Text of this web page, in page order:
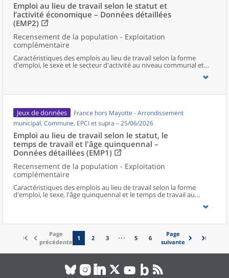
Emploi au lieu de travail selon le statut et
l’activité économique – Données détaillées
(EMP2)
Recensement de la population - Exploitation
complémentaire
Caractéristiques des emplois au lieu de travail selon la forme
d'emploi, le sexe et le secteur d'activité au niveau communal et
supracommunal pour la France hors Mayotte.
Jeux de données
France hors Mayotte - Arrondissement
municipal, Commune, EPCI et supra – 25/06/2026
Emploi au lieu de travail selon le statut, le
temps de travail et l'âge quinquennal –
Données détaillées (EMP1)
Recensement de la population - Exploitation
complémentaire
Caractéristiques des emplois au lieu de travail selon la forme
d'emploi, le sexe, l'âge quinquennal et le temps de travail au
niveau communal et supracommunal pour la France hors
Page
précédente
1 2 3 5 6
Page
suivante